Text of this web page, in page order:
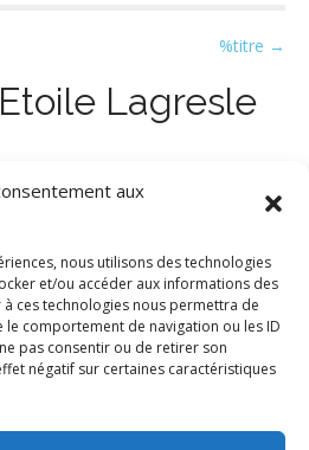
aux
nous utilisons des technologies
et/ou accéder aux informations des
ces technologies nous permettra de
comportement de navigation ou les ID
pas consentir ou de retirer son
négatif sur certaines caractéristiques
%titre →
Lagresle
:
%titre →